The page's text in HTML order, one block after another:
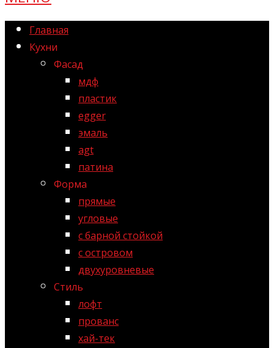
Главная
Кухни
Фасад
мдф
пластик
egger
эмаль
agt
патина
Форма
прямые
угловые
с барной стойкой
с островом
двухуровневые
Стиль
лофт
прованс
хай-тек